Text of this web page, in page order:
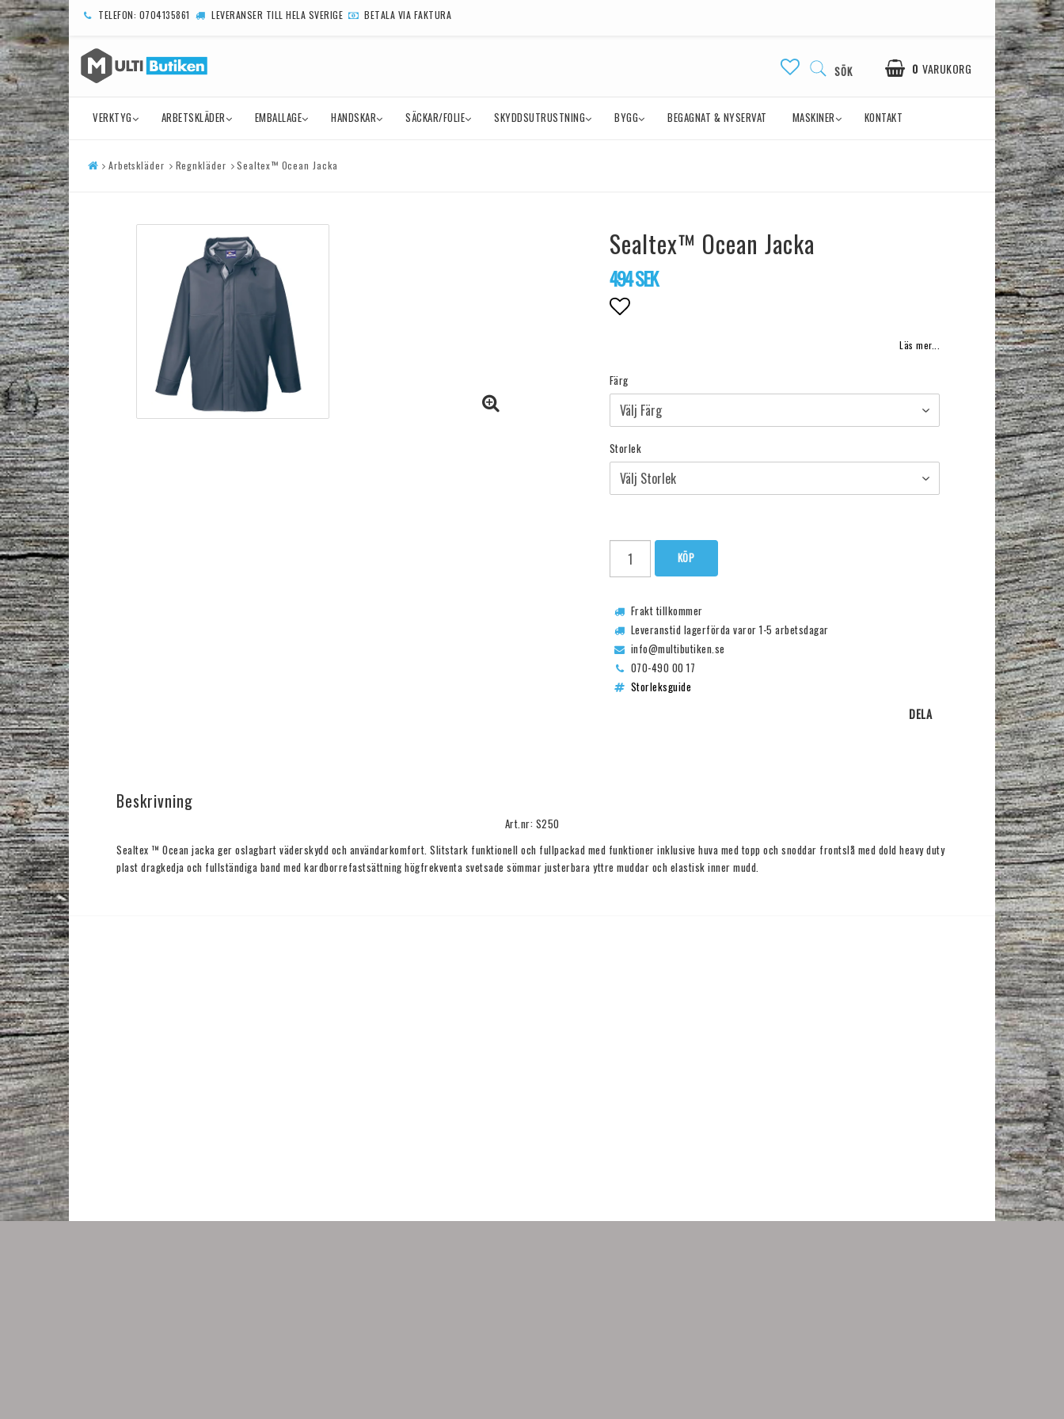
TELEFON: 0704135861 LEVERANSER TILL HELA SVERIGE BETALA VIA FAKTURA
0 VARUKORG
SÖK
VERKTYG ARBETSKLÄDER EMBALLAGE HANDSKAR SÄCKAR/FOLIE SKYDDSUTRUSTNING BYGG BEGAGNAT & NYSERVAT MASKINER KONTAKT
Arbetskläder Regnkläder Sealtex™ Ocean Jacka
Sealtex™ Ocean Jacka
494 SEK
Läs mer...
Färg
Storlek
KÖP
Frakt tillkommer
Leveranstid lagerförda varor 1-5 arbetsdagar
info@multibutiken.se
070-490 00 17
Storleksguide
DELA
Beskrivning
Art.nr: S250
Sealtex ™ Ocean jacka ger oslagbart väderskydd och användarkomfort. Slitstark funktionell och fullpackad med funktioner inklusive huva med topp och snoddar frontslå med dold heavy duty
plast dragkedja och fullständiga band med kardborrefastsättning högfrekventa svetsade sömmar justerbara yttre muddar och elastisk inner mudd.